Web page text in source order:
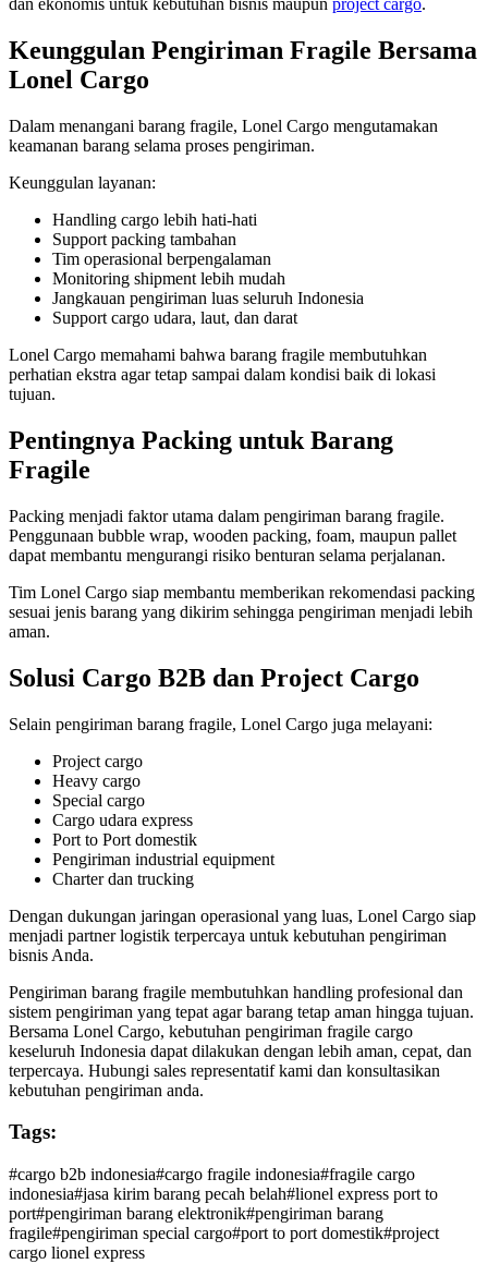
dan ekonomis untuk kebutuhan bisnis maupun project cargo.
Keunggulan Pengiriman Fragile Bersama
Lonel Cargo
Dalam menangani barang fragile, Lonel Cargo mengutamakan
keamanan barang selama proses pengiriman.
Keunggulan layanan:
Handling cargo lebih hati-hati
Support packing tambahan
Tim operasional berpengalaman
Monitoring shipment lebih mudah
Jangkauan pengiriman luas seluruh Indonesia
Support cargo udara, laut, dan darat
Lonel Cargo memahami bahwa barang fragile membutuhkan
perhatian ekstra agar tetap sampai dalam kondisi baik di lokasi
tujuan.
Pentingnya Packing untuk Barang
Fragile
Packing menjadi faktor utama dalam pengiriman barang fragile.
Penggunaan bubble wrap, wooden packing, foam, maupun pallet
dapat membantu mengurangi risiko benturan selama perjalanan.
Tim Lonel Cargo siap membantu memberikan rekomendasi packing
sesuai jenis barang yang dikirim sehingga pengiriman menjadi lebih
aman.
Solusi Cargo B2B dan Project Cargo
Selain pengiriman barang fragile, Lonel Cargo juga melayani:
Project cargo
Heavy cargo
Special cargo
Cargo udara express
Port to Port domestik
Pengiriman industrial equipment
Charter dan trucking
Dengan dukungan jaringan operasional yang luas, Lonel Cargo siap
menjadi partner logistik terpercaya untuk kebutuhan pengiriman
bisnis Anda.
Pengiriman barang fragile membutuhkan handling profesional dan
sistem pengiriman yang tepat agar barang tetap aman hingga tujuan.
Bersama Lonel Cargo, kebutuhan pengiriman fragile cargo
keseluruh Indonesia dapat dilakukan dengan lebih aman, cepat, dan
terpercaya. Hubungi sales representatif kami dan konsultasikan
kebutuhan pengiriman anda.
Tags:
#cargo b2b indonesia#cargo fragile indonesia#fragile cargo
indonesia#jasa kirim barang pecah belah#lionel express port to
port#pengiriman barang elektronik#pengiriman barang
fragile#pengiriman special cargo#port to port domestik#project
cargo lionel express